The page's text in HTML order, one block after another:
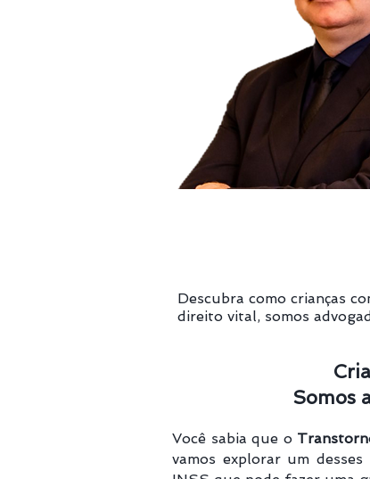
Descubra como crianças
direito vital, somos
Somos
Você sabia que o
vamos explorar um